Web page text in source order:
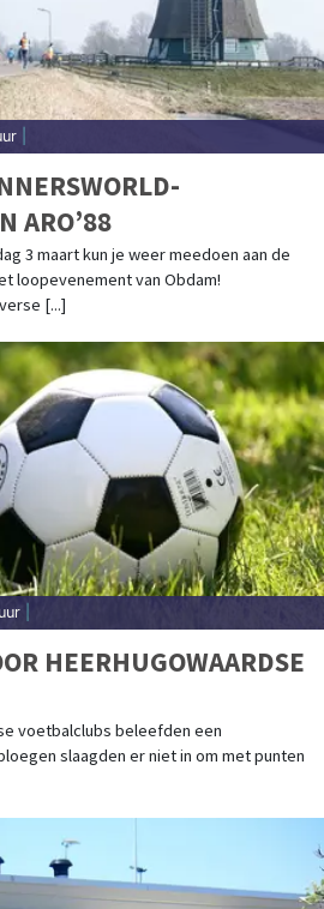
ARO’88
3 maart kun je weer meedoen aan de
loopevenement van Obdam!
[...]
HEERHUGOWAARDSE
voetbalclubs beleefden een
slaagden er niet in om met punten